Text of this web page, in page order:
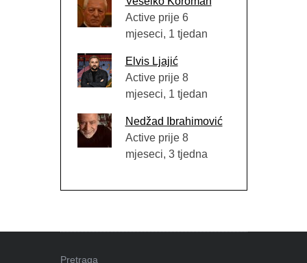
Active prije 6
mjeseci, 1 tjedan
Elvis Ljajić
Active prije 8
mjeseci, 1 tjedan
Nedžad Ibrahimović
Active prije 8
mjeseci, 3 tjedna
Pretraga